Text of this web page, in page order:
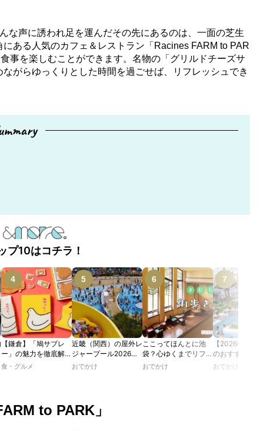
な声に誘われ足を運んだその先にあるのは、一面の芝生
ある人気のカフェ＆レストラン「Racines FARM to PAR
事を楽しむことができます。名物の「グリルドチーズサ
がらゆっくりとした時間を過ごせば、リフレッシュでき
プ10はコチラ！
【鎌倉】「鳩サブレ
ー」の魅力を徹底解
説！ 定番商品から限
食・グルメ
近畿（関西）の屋外レ
ジャープール2026！
ウォータースライダー
おでかけ
ここってほんとに池
袋？心ゆくまでリフレ
ッシュできる池袋・街
おでかけ
【2026年最新】関東
のおすすめの屋内プー
ル人気10選
おでかけ
to PARK」